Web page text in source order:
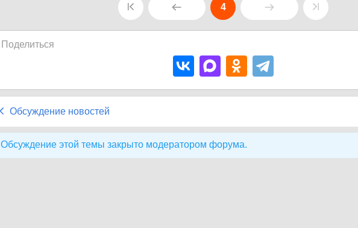
4
Поделиться
Обсуждение новостей
Обсуждение этой темы закрыто модератором форума.